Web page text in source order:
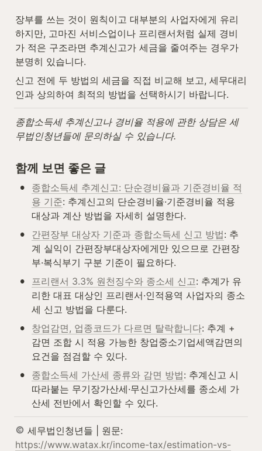
장부를 쓰는 것이 원칙이고 대부분의 사업자에게 유리
하지만, 고마진 서비스업이나 프리랜서처럼 실제 경비
가 적은 구조라면 추계신고가 세금을 줄여주는 경우가
분명히 있습니다.
신고 전에 두 방법의 세금을 직접 비교해 보고, 세무대리
인과 상의하여 최적의 방법을 선택하시기 바랍니다.
종합소득세 추계신고나 경비율 적용에 관한 상담은 세
무법인청년들에 문의하실 수 있습니다.
함께 보면 좋은 글
•
종합소득세 추계신고: 단순경비율과 기준경비율 적
용 기준: 추계신고의 단순경비율·기준경비율 적용
대상과 계산 방법을 자세히 설명한다.
• 간편장부 대상자 기준과 종합소득세 신고 방법: 추
계 실익이 간편장부대상자에게만 있으므로 간편장
부·복식부기 구분 기준이 필요하다.
• 프리랜서 3.3% 원천징수와 종소세 신고: 추계가 유
리한 대표 대상인 프리랜서·인적용역 사업자의 종소
세 신고 방법을 다룬다.
• 창업감면, 업종코드가 다르면 탈락합니다: 추계 +
감면 조합 시 적용 가능한 창업중소기업세액감면의
요건을 점검할 수 있다.
• 종합소득세 가산세 종류와 감면 방법: 추계신고 시
따라붙는 무기장가산세·무신고가산세를 종소세 가
산세 전반에서 확인할 수 있다.
https://www.watax.kr/income-tax/estimation-vs-